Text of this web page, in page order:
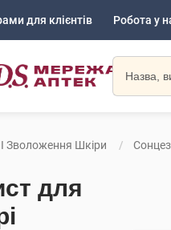
для клієнтів Робота у
Зволоження Шкіри
для